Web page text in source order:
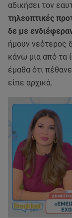
αδικήσει τον
τηλεοπτικές
δε με
ήμουν νεότερος
κάνω μια από τα
έμαθα ότι
είπε αρχικά.